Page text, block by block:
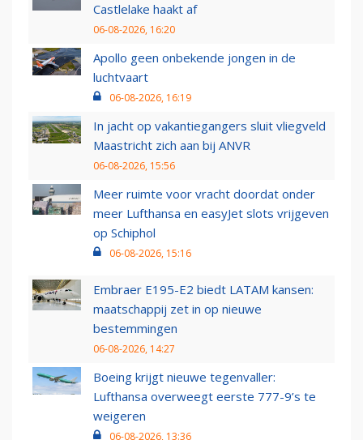
Castlelake haakt af
06-08-2026, 16:20
Apollo geen onbekende jongen in de
luchtvaart
06-08-2026, 16:19
In jacht op vakantiegangers sluit vliegveld
Maastricht zich aan bij ANVR
06-08-2026, 15:56
Meer ruimte voor vracht doordat onder
meer Lufthansa en easyJet slots vrijgeven
op Schiphol
06-08-2026, 15:16
Embraer E195-E2 biedt LATAM kansen:
maatschappij zet in op nieuwe
bestemmingen
06-08-2026, 14:27
Boeing krijgt nieuwe tegenvaller:
Lufthansa overweegt eerste 777-9’s te
weigeren
06-08-2026, 13:36